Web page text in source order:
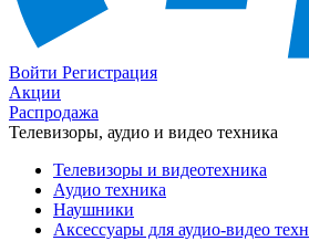
Войти Регистрация
Акции
Распродажа
Телевизоры, аудио и видео техника
Телевизоры и видеотехника
Аудио техника
Наушники
Аксессуары для аудио-видео